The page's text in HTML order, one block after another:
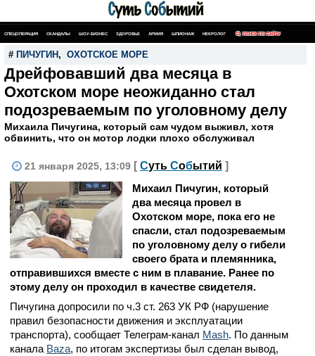
СПЕЦОПЕРАЦИЯ СКАНДАЛЫ ШОУ-БИЗНЕС ЗДОРОВЬЕ АРМИЯ ШПИОНАЖ НЕКРОЛОГ ПОИСК ПО САЙТУ
# ПИЧУГИН , ОХОТСКОЕ МОРЕ
Дрейфовавший два месяца в
Охотском море неожиданно стал
подозреваемым по уголовному делу
Михаила Пичугина, который сам чудом выживл, хотя
обвинить, что он мотор лодки плохо обслуживал
21 января 2025, 13:09 [ Суть Событий ]
Михаил Пичугин, который
два месяца провел в
Охотском море, пока его не
спасли, стал подозреваемым
по уголовному делу о гибели
своего брата и племянника,
отправившихся вместе с ним в плавание. Ранее по
этому делу он проходил в качестве свидетеля.
Пичугина допросили по ч.3 ст. 263 УК РФ (нарушение
правил безопасности движения и эксплуатации
транспорта), сообщает Телеграм-канал Mash. По данным
канала Baza, по итогам экспертизы был сделан вывод,